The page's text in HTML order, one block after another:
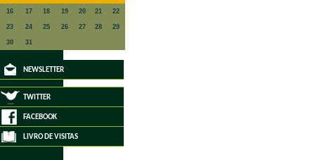
16 17 18 19 20 21 22
23 24 25 26 27 28 29
30 31
NEWSLETTER
TWITTER
FACEBOOK
LIVRO DE VISITAS